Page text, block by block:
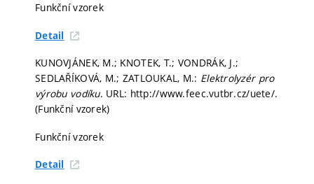
Funkční vzorek
Detail
KUNOVJÁNEK, M.; KNOTEK, T.; VONDRÁK, J.;
SEDLAŘÍKOVÁ, M.; ZATLOUKAL, M.: Elektrolyzér pro
výrobu vodíku. URL: http://www.feec.vutbr.cz/uete/.
(Funkční vzorek)
Funkční vzorek
Detail